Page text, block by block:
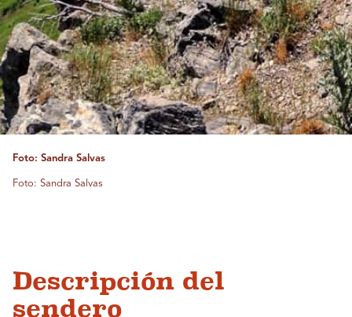
Foto: Sandra Salvas
Foto: Sandra Salvas
Descripción del
sendero